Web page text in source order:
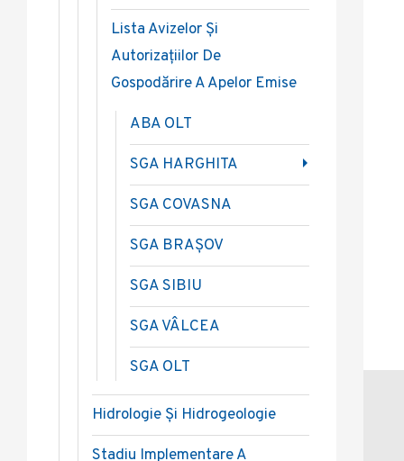
Lista Avizelor Și
Autorizațiilor De
Gospodărire A Apelor Emise
ABA OLT
SGA HARGHITA
SGA COVASNA
SGA BRAȘOV
SGA SIBIU
SGA VÂLCEA
SGA OLT
Hidrologie Și Hidrogeologie
Stadiu Implementare A